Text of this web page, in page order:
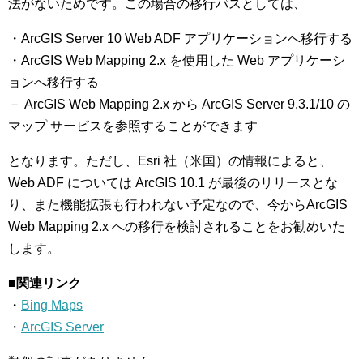
法がないためです。この場合の移行パスとしては、
・ArcGIS Server 10 Web ADF アプリケーションへ移行する
・ArcGIS Web Mapping 2.x を使用した Web アプリケーシ
ョンへ移行する
－ ArcGIS Web Mapping 2.x から ArcGIS Server 9.3.1/10 の
マップ サービスを参照することができます
となります。ただし、Esri 社（米国）の情報によると、
Web ADF については ArcGIS 10.1 が最後のリリースとな
り、また機能拡張も行われない予定なので、今からArcGIS
Web Mapping 2.x への移行を検討されることをお勧めいた
します。
■関連リンク
・ Bing Maps
・ ArcGIS Server